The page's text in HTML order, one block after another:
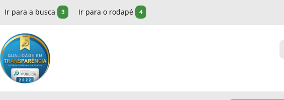
Ir para a busca 3 Ir para o rodapé 4